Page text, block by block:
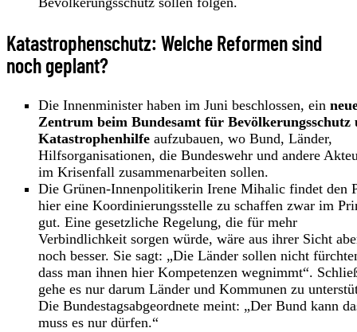
Katastrophenschutz: Welche Reformen sind
noch geplant?
Die Innenminister haben im Juni beschlossen, ein
Zentrum beim Bundesamt für Bevölkerungsschutz
Katastrophenhilfe aufzubauen, wo Bund, Länder,
Hilfsorganisationen, die Bundeswehr und andere
im Krisenfall zusammenarbeiten sollen.
Die Grünen-Innenpolitikerin Irene Mihalic findet den
hier eine Koordinierungsstelle zu schaffen zwar im
gut. Eine gesetzliche Regelung, die für mehr
Verbindlichkeit sorgen würde, wäre aus ihrer Sicht
noch besser. Sie sagt: „Die Länder sollen nicht
dass man ihnen hier Kompetenzen wegnimmt“.
gehe es nur darum Länder und Kommunen zu
Die Bundestagsabgeordnete meint: „Der Bund kann
muss es nur dürfen.“